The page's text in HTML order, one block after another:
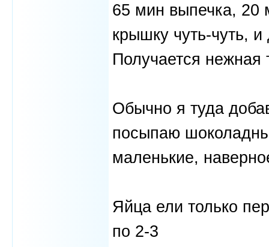
65 мин выпечка, 20
крышку чуть-чуть,
Получается нежная
Обычно я туда
посыпаю
маленькие,
Яйца ели только
по 2-3